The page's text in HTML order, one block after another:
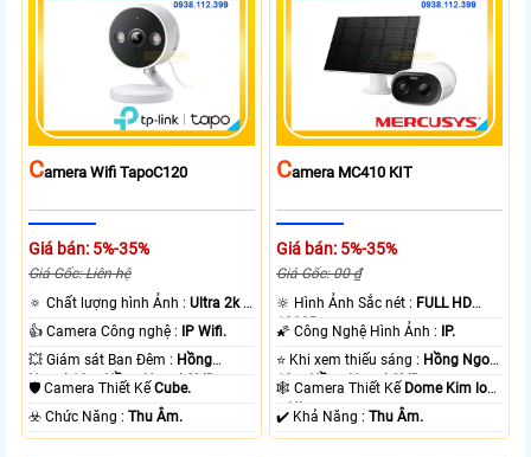
CAmera Wifi TapoC120
Giá bán: 5%-35%
Giá Gốc: Liên hệ
🔅 Chất lượng hình Ảnh :Ultra 2k +
.
👍 Camera Công nghệ :
IP Wifi.
💥 Giám sát Ban Đêm : Hồng
Ngoại 10m Hồng Ngoại SMD.
🛡 Camera Thiết KếCube.
️☣️ Chức Năng :Thu Âm.
CAmera MC410 KIT
Giá bán: 5%-35%
Giá Gốc: 00 ₫
🔆 Hình Ảnh Sắc nét : FULL HD
1080P .
🌠 Công Nghệ Hình Ảnh :
IP.
⭐ Khi xem thiếu sáng : Hồng Ngoại
10m Hồng Ngoại SMD.
🕸️ Camera Thiết Kế Dome Kim loại
+ Nhựa.
️✔️ Khả Năng :Thu Âm.